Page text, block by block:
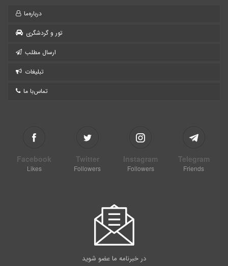
درباره‌ما
تور و گردشگری
ارسال مطلب
تبلیغات
تماس‌با ما
Facebook
Likes
Twitter
Followers
Instagram
Followers
Telegram
Friends
در خبرنامه ما عضو شوید